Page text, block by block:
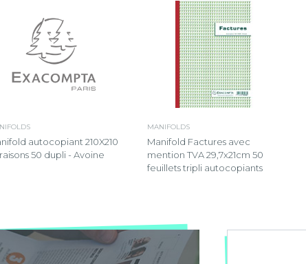
autocopiant 210X210
50 dupli - Avoine
MANIFOLDS
Manifold Factures avec
mention TVA 29,7x21cm 50
feuillets tripli autocopiants